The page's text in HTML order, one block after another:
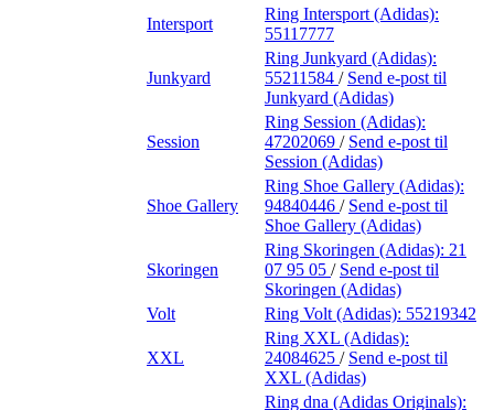
Intersport
Ring Intersport (Adidas):
55117777
Junkyard
Ring Junkyard (Adidas):
55211584 / Send e-post til
Junkyard (Adidas)
Session
Ring Session (Adidas):
47202069 / Send e-post til
Session (Adidas)
Shoe Gallery
Ring Shoe Gallery (Adidas):
94840446 / Send e-post til
Shoe Gallery (Adidas)
Skoringen
Ring Skoringen (Adidas): 21
07 95 05 / Send e-post til
Skoringen (Adidas)
Volt
Ring Volt (Adidas): 55219342
XXL
Ring XXL (Adidas):
24084625 / Send e-post til
XXL (Adidas)
Ring dna (Adidas Originals):